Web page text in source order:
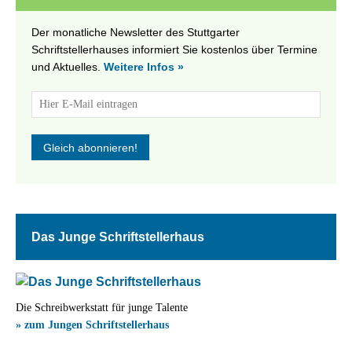
Der monatliche Newsletter des Stuttgarter
Schriftstellerhauses informiert Sie kostenlos über Termine
und Aktuelles. Weitere Infos »
Das Junge Schriftstellerhaus
Die Schreibwerkstatt für junge Talente
» zum Jungen Schriftstellerhaus